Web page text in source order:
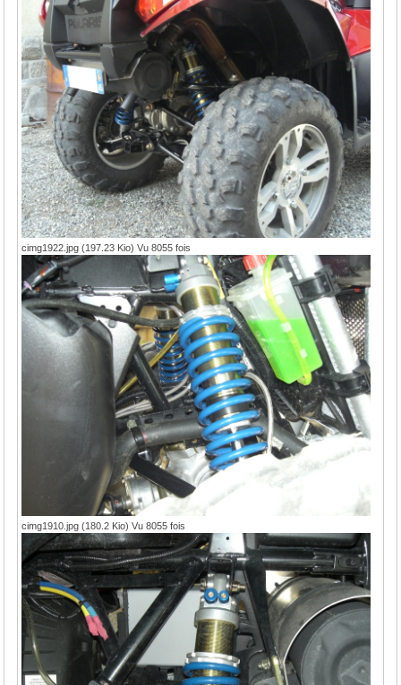
cimg1922.jpg (197.23 Kio) Vu 8055 fois
cimg1910.jpg (180.2 Kio) Vu 8055 fois